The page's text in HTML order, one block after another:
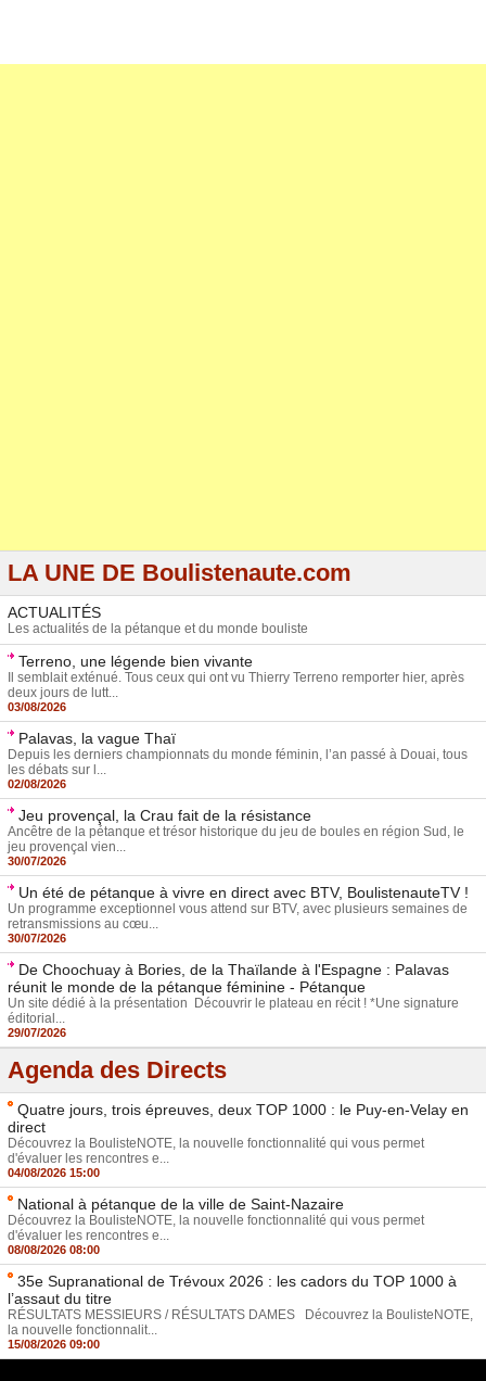
LA UNE DE Boulistenaute.com
ACTUALITÉS
Les actualités de la pétanque et du monde bouliste
Terreno, une légende bien vivante
Il semblait exténué. Tous ceux qui ont vu Thierry Terreno remporter hier, après
deux jours de lutt...
03/08/2026
Palavas, la vague Thaï
Depuis les derniers championnats du monde féminin, l’an passé à Douai, tous
les débats sur l...
02/08/2026
Jeu provençal, la Crau fait de la résistance
Ancêtre de la pétanque et trésor historique du jeu de boules en région Sud, le
jeu provençal vien...
30/07/2026
Un été de pétanque à vivre en direct avec BTV, BoulistenauteTV !
Un programme exceptionnel vous attend sur BTV, avec plusieurs semaines de
retransmissions au cœu...
30/07/2026
De Choochuay à Bories, de la Thaïlande à l'Espagne : Palavas
réunit le monde de la pétanque féminine - Pétanque
Un site dédié à la présentation Découvrir le plateau en récit ! *Une signature
éditorial...
29/07/2026
Agenda des Directs
Quatre jours, trois épreuves, deux TOP 1000 : le Puy-en-Velay en
direct
Découvrez la BoulisteNOTE, la nouvelle fonctionnalité qui vous permet
d'évaluer les rencontres e...
04/08/2026 15:00
National à pétanque de la ville de Saint-Nazaire
Découvrez la BoulisteNOTE, la nouvelle fonctionnalité qui vous permet
d'évaluer les rencontres e...
08/08/2026 08:00
35e Supranational de Trévoux 2026 : les cadors du TOP 1000 à
l’assaut du titre
RÉSULTATS MESSIEURS / RÉSULTATS DAMES Découvrez la BoulisteNOTE,
la nouvelle fonctionnalit...
15/08/2026 09:00